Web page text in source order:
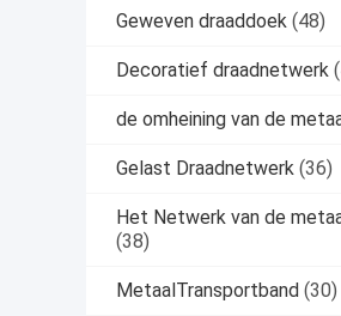
Geweven draaddoek (48)
Decoratief draadnetwerk
de omheining van de
Gelast Draadnetwerk (36)
Het Netwerk van de
(38)
MetaalTransportband (30)